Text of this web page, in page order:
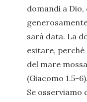
domandi a
sarà data. La
esitare, perché
del mare
(Giacomo 1.5-6).
Se osserviamo